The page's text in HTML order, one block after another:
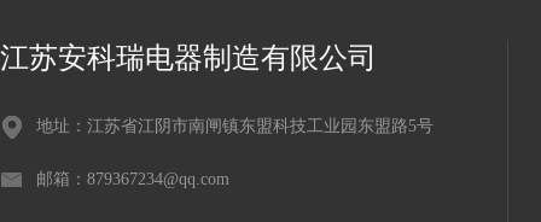
江苏安科瑞电器制造有限公司
地址：江苏省江阴市南闸镇东盟科技工业园东盟路5号
邮箱：879367234@qq.com